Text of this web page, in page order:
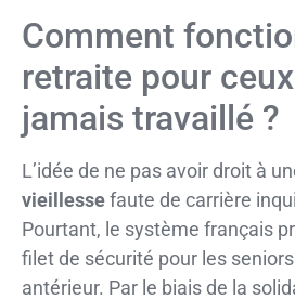
Comment
retraite pour
jamais travaillé ?
L’idée de ne pas avoir droit à
vieillessefaute de carrière
Pourtant, le système français
filet de sécurité pour les
antérieur. Par le biais de la